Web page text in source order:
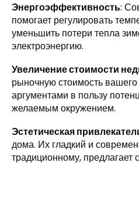
Энергоэффективность:
помогает регулировать
уменьшить потери тепла
электроэнергию.
Увеличение стоимости
рыночную стоимость
аргументами в пользу
желаемым окружением.
Эстетическая
дома. Их гладкий и
традиционному, предлагает